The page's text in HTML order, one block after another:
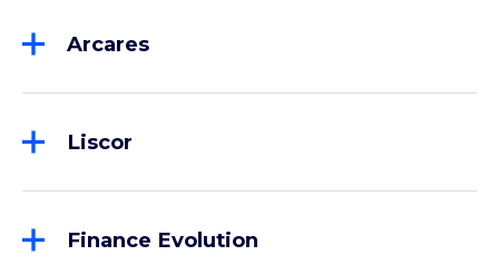
Arcares
mercato italiano per la fornitura di soluzioni
“K4F – Keystone for Finance”. Più del 50% del
sempre più accentuata evoluzione verso la
Liscor
to-back per i settori del noleggio, del leasing
onboarding alla gestione ed amministrazione del
Finance Evolution